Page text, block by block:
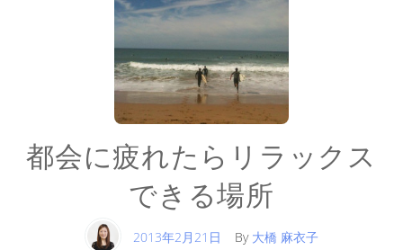
都会に疲れたらリラックス
できる場所
2013年2月21日 By 大橋 麻衣子